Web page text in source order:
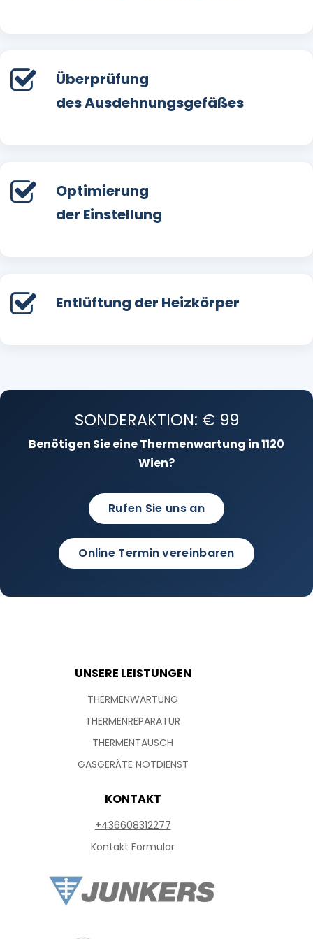
Überprüfung
des Ausdehnungsgefäßes
Optimierung
der Einstellung
Entlüftung der Heizkörper
SONDERAKTION: € 99
Benötigen Sie eine Thermenwartung in 1120
Wien?
Rufen Sie uns an
Online Termin vereinbaren
UNSERE LEISTUNGEN
THERMENWARTUNG
THERMENREPARATUR
THERMENTAUSCH
GASGERÄTE NOTDIENST
KONTAKT
+436608312277
Kontakt Formular